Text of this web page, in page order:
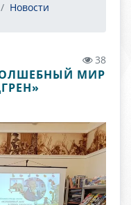
Новости
38
МИР